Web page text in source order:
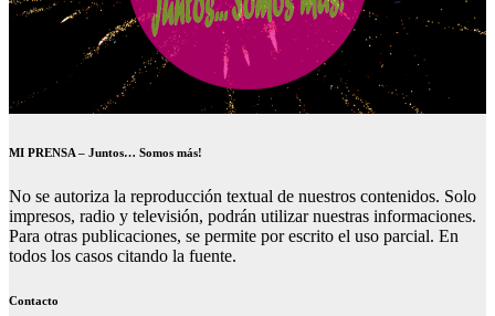
MI PRENSA – Juntos… Somos más!
No se autoriza la reproducción textual de nuestros contenidos. Solo
impresos, radio y televisión, podrán utilizar nuestras informaciones.
Para otras publicaciones, se permite por escrito el uso parcial. En
todos los casos citando la fuente.
Contacto